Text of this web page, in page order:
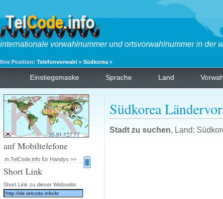
internationale vorwahlnummer und ortsvorwahlnummer in der
Ihre Position: Telefonvorwahl » Südkorea »
Einstiegsmaske Sprache Land
Südkorea
Stadt zu suchen, Land:
auf Mobiltelefone
m.TelCode.info für Handys >>
Short Link
Short Link zu dieser Webseite: